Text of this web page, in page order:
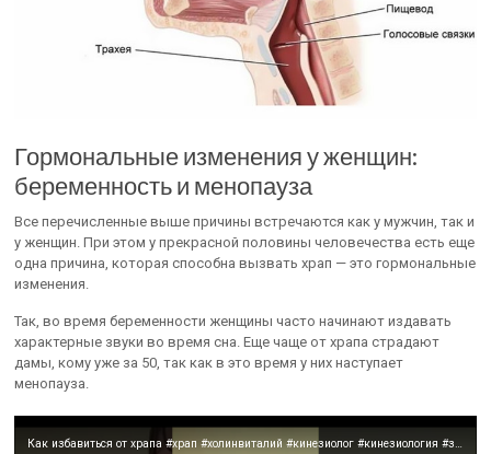
Гормональные изменения у женщин:
беременность и менопауза
Все перечисленные выше причины встречаются как у мужчин, так и
у женщин. При этом у прекрасной половины человечества есть еще
одна причина, которая способна вызвать храп — это гормональные
изменения.
Так, во время беременности женщины часто начинают издавать
характерные звуки во время сна. Еще чаще от храпа страдают
дамы, кому уже за 50, так как в это время у них наступает
менопауза.
Как избавиться от храпа #храп #холинвиталий #кинезиолог #кинезиология #здоровье